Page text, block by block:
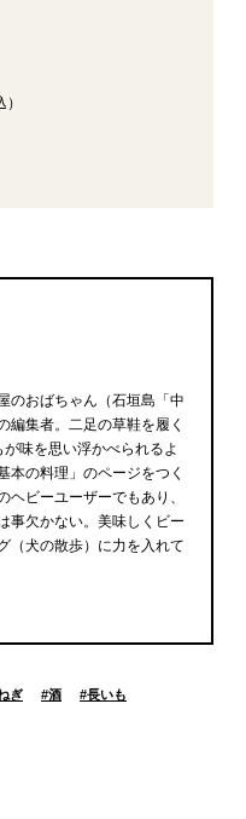
のおばちゃん（石垣島「中
編集者。二足の草鞋を履く
味を思い浮かべられるよ
本の料理」のページをつく
ヘビーユーザーでもあり、
事欠かない。美味しくビー
（犬の散歩）に力を入れて
ぎ #酒 #長いも